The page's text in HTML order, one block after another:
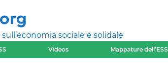
sociale e solidale
Videos Mappature dell’ESS